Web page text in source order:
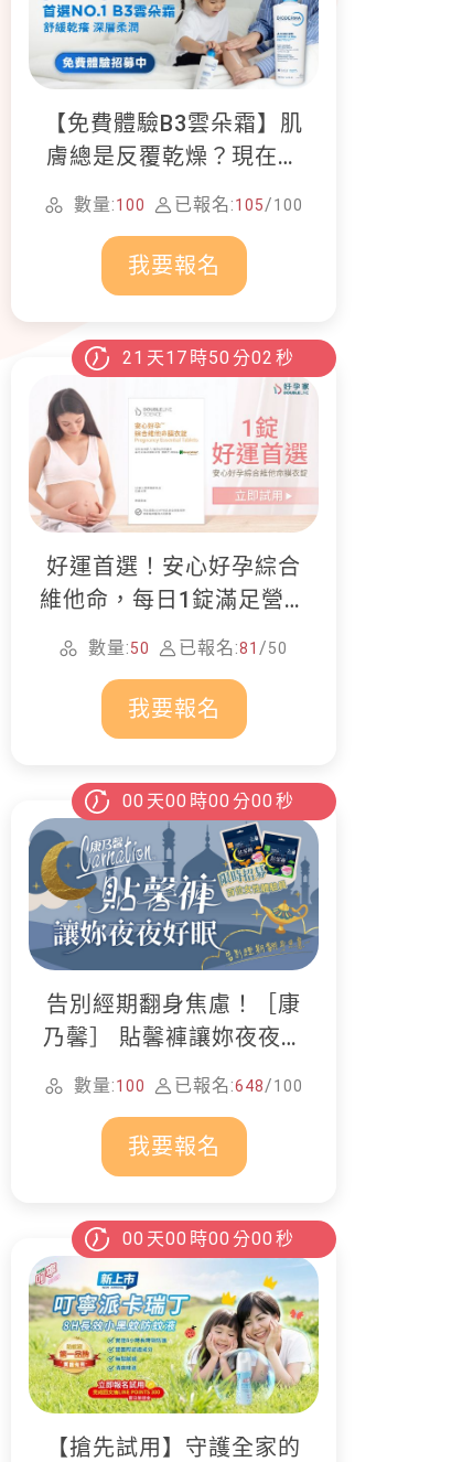
【免費體驗B3雲朵霜】肌
膚總是反覆乾燥？現在就
加入貝膚黛瑪修護體驗計
畫！
數量:100 已報名:105/100
我要報名
21 天17 時50 分00 秒
好運首選！安心好孕綜合
維他命，每日1錠滿足營養
所需
數量:50 已報名:81 /50
我要報名
00 天00 時00 分00 秒
告別經期翻身焦慮！［康
乃馨］ 貼馨褲讓妳夜夜好
數量:100 已報名:648/100
我要報名
00 天00 時00 分00 秒
【搶先試用】守護全家的